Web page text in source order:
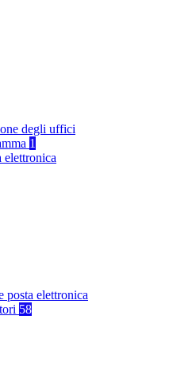
degli uffici
1
elettronica
posta elettronica
58